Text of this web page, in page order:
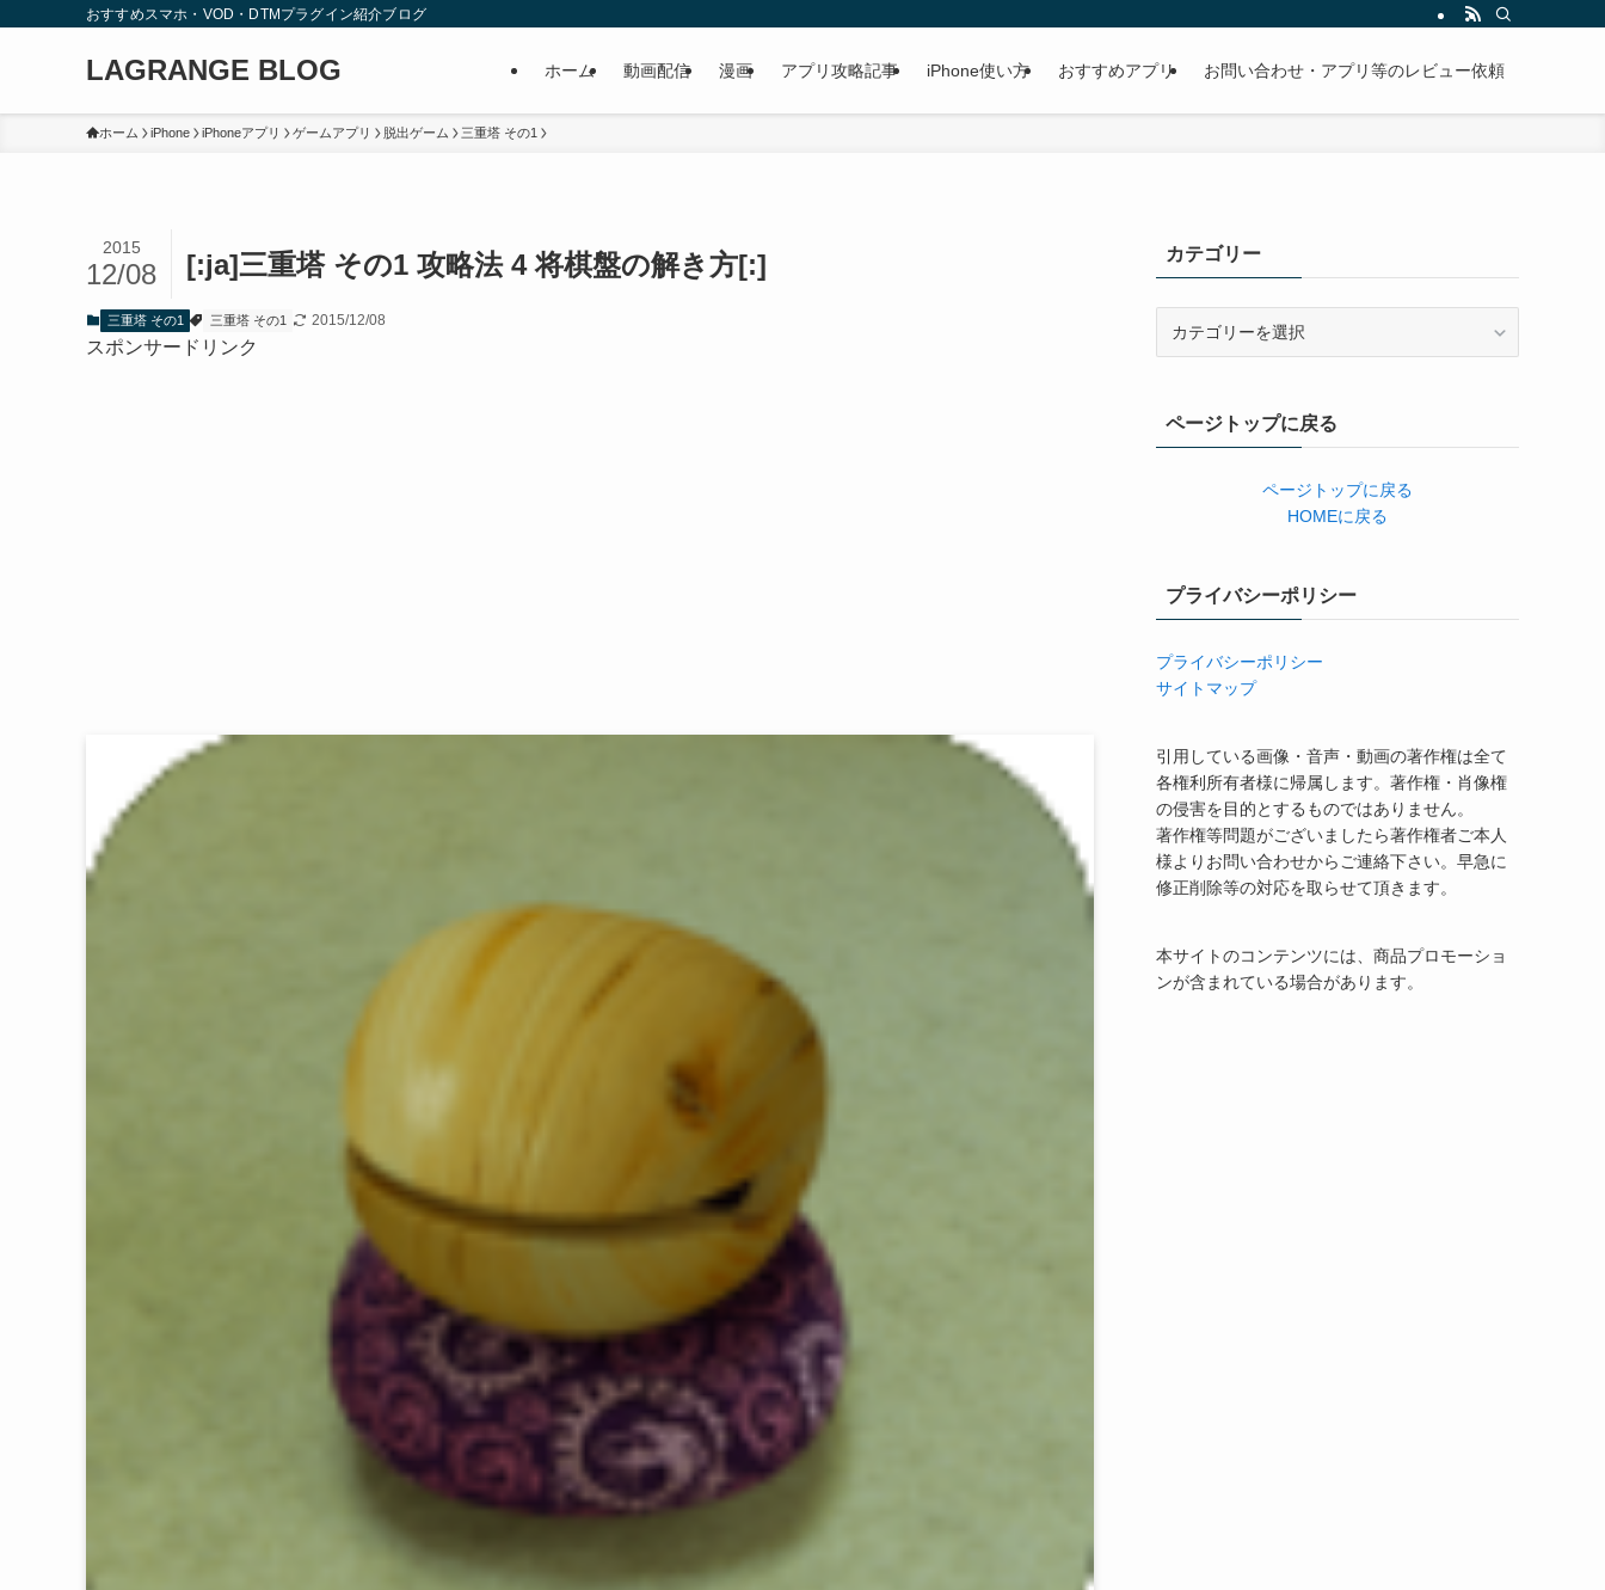
おすすめスマホ・VOD・DTMプラグイン紹介ブログ
LAGRANGE BLOG ホーム 動画配信 漫画 アプリ攻略記事 iPhone使い方 おすすめアプリ お問い合わせ・アプリ等のレビュー依頼
ホーム iPhone iPhoneアプリ ゲームアプリ 脱出ゲーム 三重塔 その1
[:ja]三重塔 その1 攻略法 4 将棋盤の解き方[:]
2015
12/08
三重塔 その1 三重塔 その1 2015/12/08
スポンサードリンク
カテゴリー
ーページトップに戻る
ページトップに戻る
HOMEに戻る
プライバシーポリシー
プライバシーポリシー
サイトマップ
引用している画像・音声・動画の著作権は全て
各権利所有者様に帰属します。著作権・肖像権
の侵害を目的とするものではありません。
著作権等問題がございましたら著作権者ご本人
様よりお問い合わせからご連絡下さい。早急に
修正削除等の対応を取らせて頂きます。
本サイトのコンテンツには、商品プロモーショ
ンが含まれている場合があります。